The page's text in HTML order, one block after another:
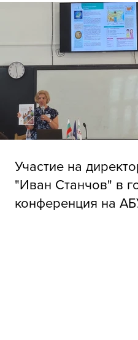
Участие на
"Иван Станчов" в
конференция на